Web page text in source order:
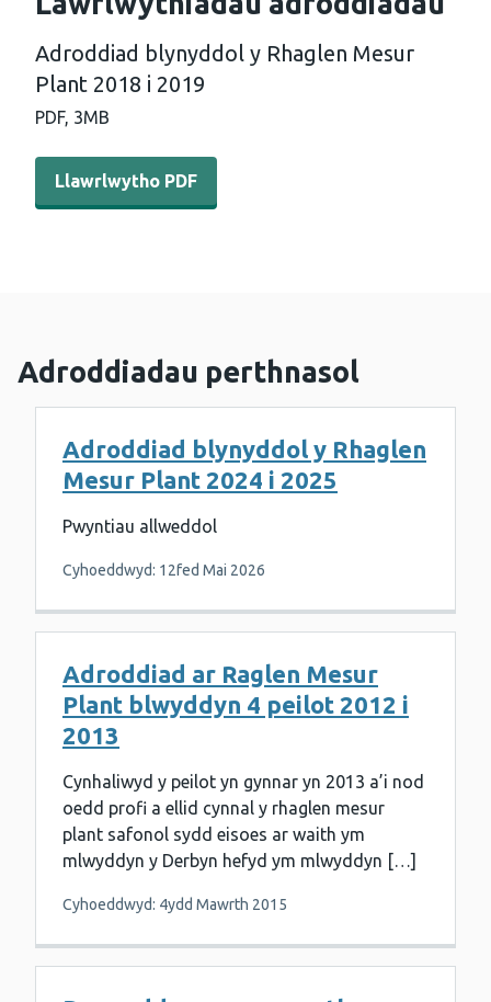
Adroddiad blynyddol y Rhaglen Mesur
Plant 2018 i 2019
PDF, 3MB
Llawrlwytho PDF - Adroddiad blynyddol y Rhaglen
Llawrlwytho PDF
Adroddiadau perthnasol
Adroddiad blynyddol y Rhaglen
Mesur Plant 2024 i 2025
Pwyntiau allweddol
Cyhoeddwyd: 12fed Mai 2026
Adroddiad ar Raglen Mesur
Plant blwyddyn 4 peilot 2012 i
2013
Cynhaliwyd y peilot yn gynnar yn 2013 a’i nod
oedd profi a ellid cynnal y rhaglen mesur
plant safonol sydd eisoes ar waith ym
mlwyddyn y Derbyn hefyd ym mlwyddyn […]
Cyhoeddwyd: 4ydd Mawrth 2015